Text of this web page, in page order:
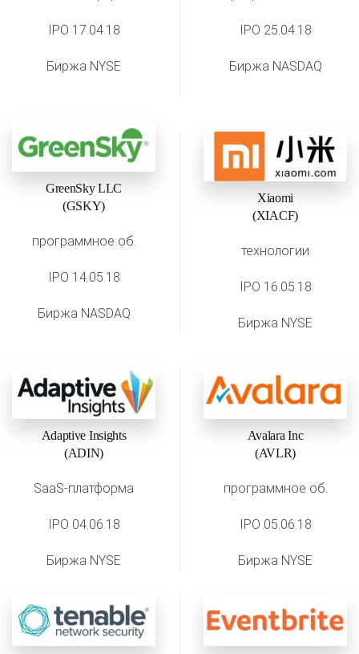
IPO 17.04.18
Биржа NYSE
IPO 25.04.18
Биржа NASDAQ
GreenSky LLC
(GSKY)
программное об.
IPO 14.05.18
Биржа NASDAQ
Xiaomi
(XIACF)
технологии
IPO 16.05.18
Биржа NYSE
Adaptive Insights
(ADIN)
SaaS-платформа
IPO 04.06.18
Биржа NYSE
Avalara Inc
(AVLR)
программное об.
IPO 05.06.18
Биржа NYSE